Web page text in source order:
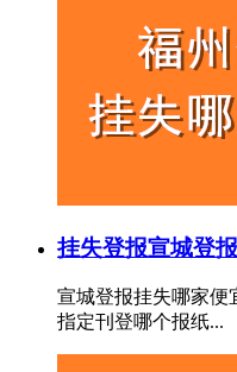
挂失登报宣城登
宣城登报挂失哪家便
指定刊登哪个报纸...